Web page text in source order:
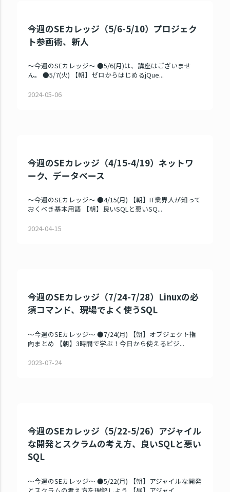
今週のSEカレッジ（5/6-5/10）プロジェク
ト参画術、新人
～今週のSEカレッジ～ ●5/6(月)は、講座はございませ
ん。 ●5/7(火) 【朝】ゼロからはじめるjQue...
2024-05-06
今週のSEカレッジ（4/15-4/19）ネットワ
ーク、データベース
～今週のSEカレッジ～ ●4/15(月) 【朝】IT業界人が知って
おくべき基本用語 【朝】良いSQLと悪いSQ...
2024-04-15
今週のSEカレッジ（7/24-7/28）Linuxの必
須コマンド、現場でよく使うSQL
～今週のSEカレッジ～ ●7/24(月) 【朝】オブジェクト指
向まとめ 【朝】3時間で学ぶ！今日から使えるビジ...
2023-07-24
今週のSEカレッジ（5/22-5/26）アジャイル
な開発とスクラムの考え方、良いSQLと悪い
SQL
～今週のSEカレッジ～ ●5/22(月) 【朝】アジャイルな開発
とスクラムの考え方を理解しよう 【昼】アジャイ...